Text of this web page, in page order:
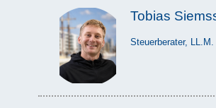
Tobias
Steuerberater, LL.M.